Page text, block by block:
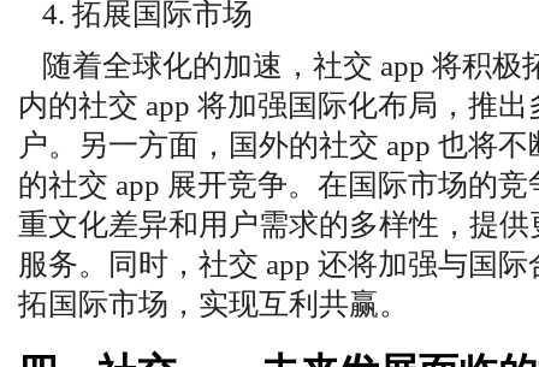
4. 拓展国际市场
随着全球化的加速，社交 app 将积
内的社交 app 将加强国际化布局，推
户。另一方面，国外的社交 app 也将
的社交 app 展开竞争。在国际市场的
重文化差异和用户需求的多样性，提
服务。同时，社交 app 还将加强与国
拓国际市场，实现互利共赢。